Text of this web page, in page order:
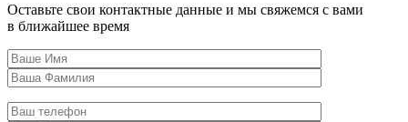
Оставьте свои контактные данные и мы свяжемся с вами
в ближайшее время